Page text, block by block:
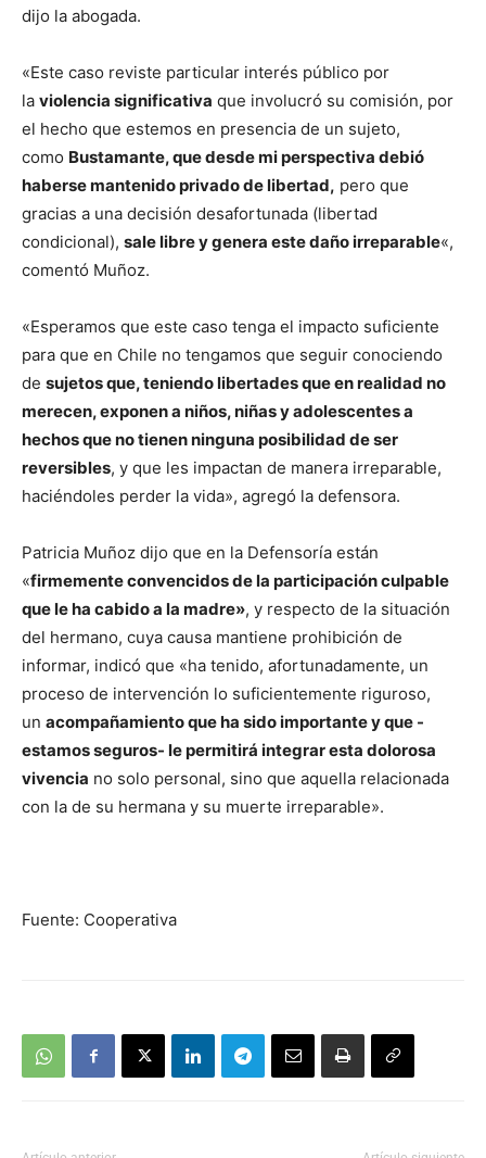
dijo la abogada.
«Este caso reviste particular interés público por
la violencia significativa que involucró su comisión, por
el hecho que estemos en presencia de un sujeto,
como Bustamante, que desde mi perspectiva debió
haberse mantenido privado de libertad, pero que
gracias a una decisión desafortunada (libertad
condicional), sale libre y genera este daño irreparable«,
comentó Muñoz.
«Esperamos que este caso tenga el impacto suficiente
para que en Chile no tengamos que seguir conociendo
de sujetos que, teniendo libertades que en realidad no
merecen, exponen a niños, niñas y adolescentes a
hechos que no tienen ninguna posibilidad de ser
reversibles, y que les impactan de manera irreparable,
haciéndoles perder la vida», agregó la defensora.
Patricia Muñoz dijo que en la Defensoría están
«firmemente convencidos de la participación culpable
que le ha cabido a la madre», y respecto de la situación
del hermano, cuya causa mantiene prohibición de
informar, indicó que «ha tenido, afortunadamente, un
proceso de intervención lo suficientemente riguroso,
un acompañamiento que ha sido importante y que -
estamos seguros- le permitirá integrar esta dolorosa
vivencia no solo personal, sino que aquella relacionada
con la de su hermana y su muerte irreparable».
Fuente: Cooperativa